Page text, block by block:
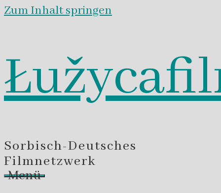
Zum Inhalt springen
Sorbisch-Deutsches
Filmnetzwerk
Menü